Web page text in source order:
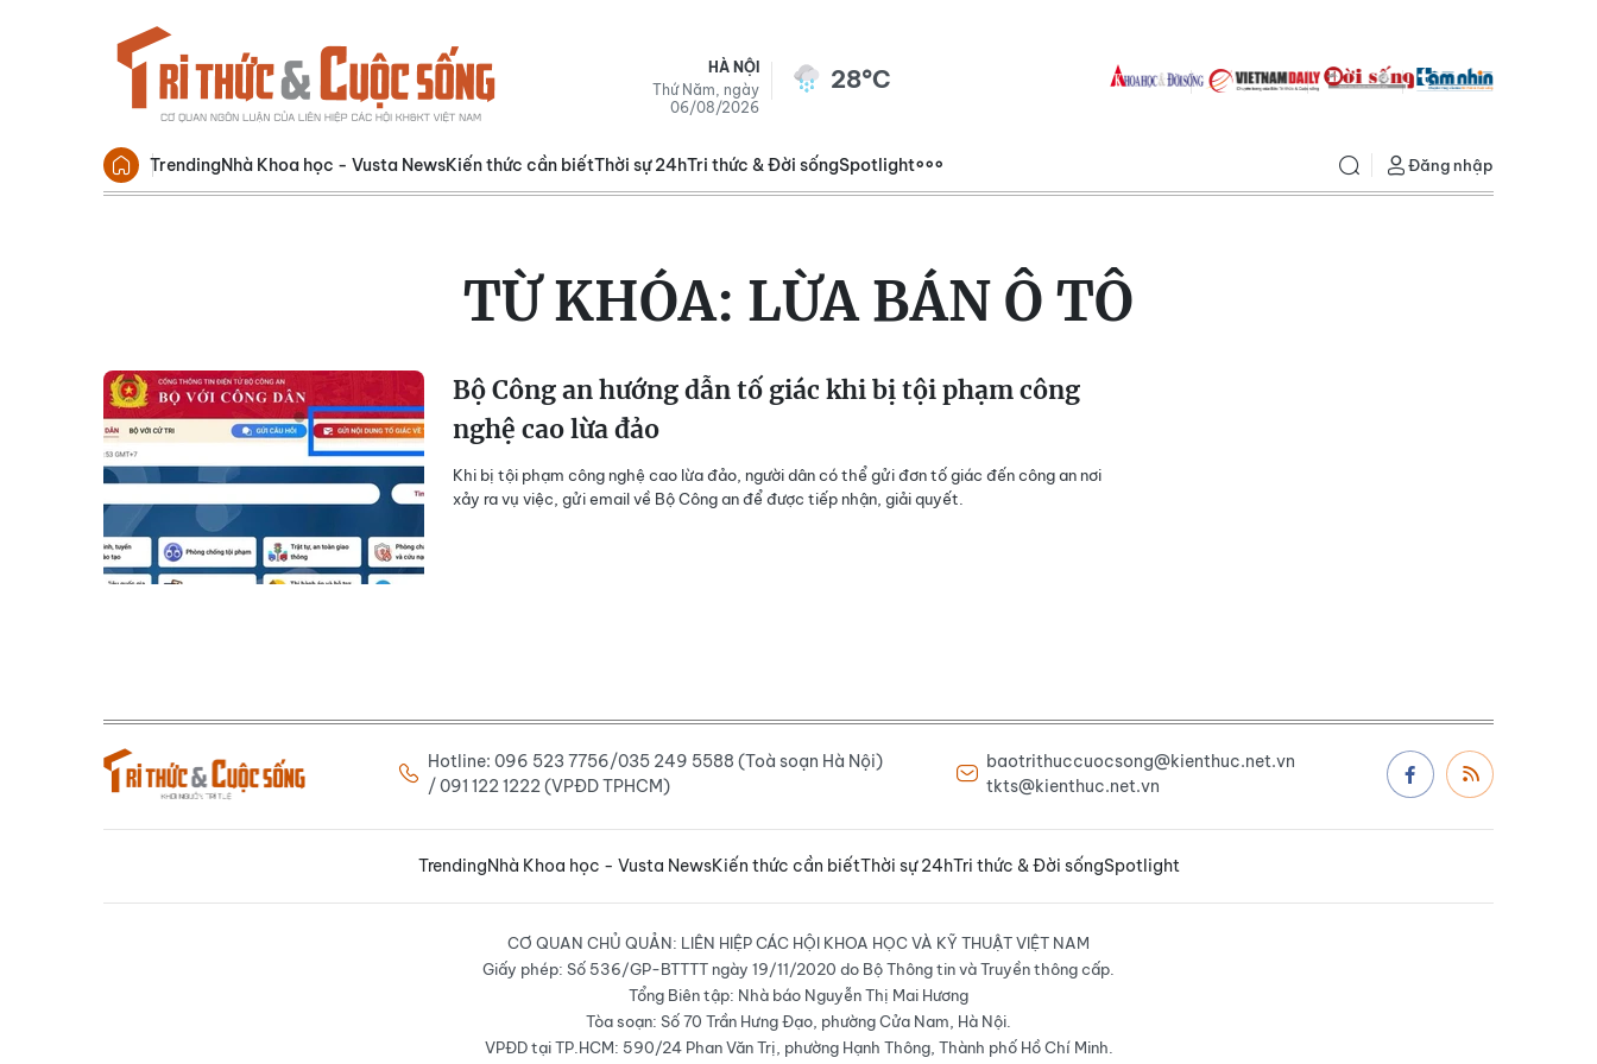
HÀ NỘI
Thứ Năm, ngày
06/08/2026
28°C
TrendingNhà Khoa học - Vusta NewsKiến thức cần biếtThời sự 24hTri thức & Đời sốngSpotlight Đăng nhập
TỪ KHÓA: LỪA BÁN Ô TÔ
Bộ Công an hướng dẫn tố giác khi bị tội phạm công
nghệ cao lừa đảo
Khi bị tội phạm công nghệ cao lừa đảo, người dân có thể gửi đơn tố giác đến công an nơi
xảy ra vụ việc, gửi email về Bộ Công an để được tiếp nhận, giải quyết.
Hotline: 096 523 7756/035 249 5588 (Toà soạn Hà Nội)
/ 091 122 1222 (VPĐD TPHCM)
baotrithuccuocsong@kienthuc.net.vn
tkts@kienthuc.net.vn
TrendingNhà Khoa học - Vusta NewsKiến thức cần biếtThời sự 24hTri thức & Đời sốngSpotlight
CƠ QUAN CHỦ QUẢN: LIÊN HIỆP CÁC HỘI KHOA HỌC VÀ KỸ THUẬT VIỆT NAM
Giấy phép: Số 536/GP-BTTTT ngày 19/11/2020 do Bộ Thông tin và Truyền thông cấp.
Tổng Biên tập: Nhà báo Nguyễn Thị Mai Hương
Tòa soạn: Số 70 Trần Hưng Đạo, phường Cửa Nam, Hà Nội.
VPĐD tại TP.HCM: 590/24 Phan Văn Trị, phường Hạnh Thông, Thành phố Hồ Chí Minh.